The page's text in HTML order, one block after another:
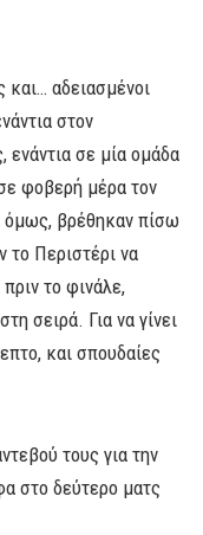
και… αδειασμένοι
στον
σε μία ομάδα
φοβερή μέρα τον
όμως, βρέθηκαν πίσω
το Περιστέρι να
το φινάλε,
σειρά. Για να γίνει
και σπουδαίες
τους για την
στο δεύτερο ματς